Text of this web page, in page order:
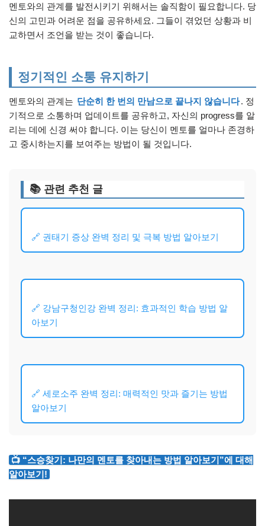
멘토와의 관계를 발전시키기 위해서는 솔직함이 필요합니다. 당
신의 고민과 어려운 점을 공유하세요. 그들이 겪었던 상황과 비
교하면서 조언을 받는 것이 좋습니다.
정기적인 소통 유지하기
멘토와의 관계는 단순히 한 번의 만남으로 끝나지 않습니다. 정
기적으로 소통하며 업데이트를 공유하고, 자신의 progress를 알
리는 데에 신경 써야 합니다. 이는 당신이 멘토를 얼마나 존경하
고 중시하는지를 보여주는 방법이 될 것입니다.
📚 관련 추천 글
🔗 권태기 증상 완벽 정리 및 극복 방법 알아보기
🔗 강남구청인강 완벽 정리: 효과적인 학습 방법 알
아보기
🔗 세로소주 완벽 정리: 매력적인 맛과 즐기는 방법
알아보기
📺 “스승찾기: 나만의 멘토를 찾아내는 방법 알아보기”에 대해
알아보기!